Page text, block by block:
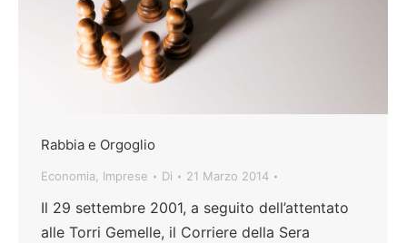
Rabbia e Orgoglio
Economia Imprese Di 21 Marzo 2014
Il 29 settembre 2001, a seguito dell’attentato
alle Torri Gemelle, il Corriere della Sera